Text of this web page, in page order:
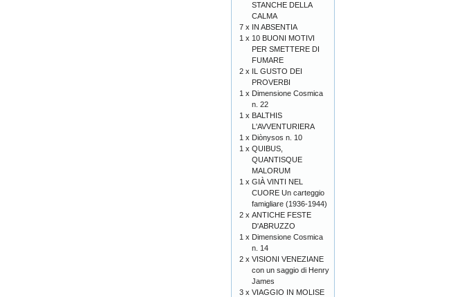
STANCHE DELLA
CALMA
7 x IN ABSENTIA
1 x 10 BUONI MOTIVI
PER SMETTERE DI
FUMARE
2 x IL GUSTO DEI
PROVERBI
1 x Dimensione Cosmica
n. 22
1 x BALTHIS
L'AVVENTURIERA
1 x Diònysos n. 10
1 x QUIBUS,
QUANTISQUE
MALORUM
1 x GIÀ VINTI NEL
CUORE Un carteggio
famigliare (1936-1944)
2 x ANTICHE FESTE
D'ABRUZZO
1 x Dimensione Cosmica
n. 14
2 x VISIONI VENEZIANE
con un saggio di Henry
James
3 x VIAGGIO IN MOLISE